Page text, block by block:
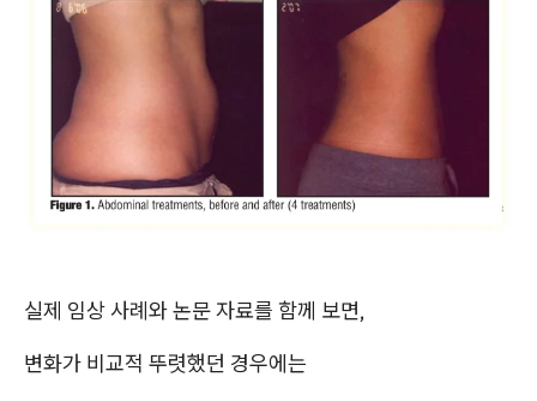
실제 임상 사례와 논문 자료를 함께 보면,
변화가 비교적 뚜렷했던 경우에는